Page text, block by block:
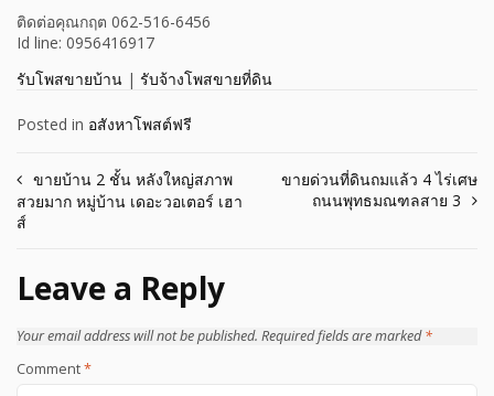
ติดต่อคุณกฤต 062-516-6456
Id line: 0956416917
รับโพสขายบ้าน | รับจ้างโพสขายที่ดิน
Posted in อสังหาโพสต์ฟรี
Post
navigation
ขายบ้าน 2 ชั้น หลังใหญ่สภาพ
สวยมาก หมู่บ้าน เดอะวอเตอร์ เฮา
ส์
ขายด่วนที่ดินถมแล้ว 4 ไร่เศษ
ถนนพุทธมณฑลสาย 3
Leave a Reply
Your email address will not be published. Required fields are marked*
Comment*